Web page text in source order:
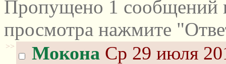
Пропущено 1 сообщений
просмотра нажмите
>> Мокона Ср 29 июля